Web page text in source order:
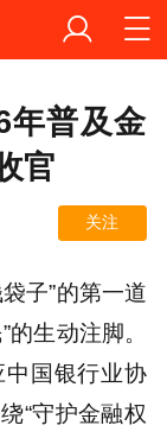
年普及金
官
关注
子”的第一道
生动注脚。
国银行业协
“守护金融权